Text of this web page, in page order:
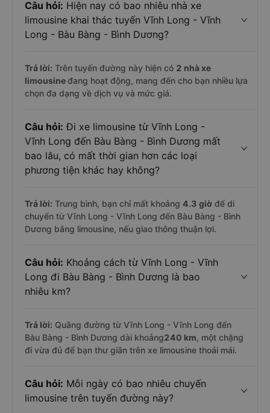
Câu hỏi: Hiện nay có bao nhiêu nhà xe
limousine khai thác tuyến Vĩnh Long - Vĩnh
Long - Bàu Bàng - Bình Dương?
Trả lời: Trên tuyến đường này hiện có 2 nhà xe
limousineđang hoạt động, mang đến cho bạn nhiều lựa
chọn đa dạng về dịch vụ và mức giá.
Câu hỏi: Đi xe limousine từ Vĩnh Long -
Vĩnh Long đến Bàu Bàng - Bình Dương mất
bao lâu, có mất thời gian hơn các loại
phương tiện khác hay không?
Trả lời: Trung bình, bạn chỉ mất khoảng 4.3 giờ để di
chuyển từ Vĩnh Long - Vĩnh Long đến Bàu Bàng - Bình
Dương bằng limousine, nếu giao thông thuận lợi.
Câu hỏi: Khoảng cách từ Vĩnh Long - Vĩnh
Long đi Bàu Bàng - Bình Dương là bao
nhiêu km?
Trả lời: Quãng đường từ Vĩnh Long - Vĩnh Long đến
Bàu Bàng - Bình Dương dài khoảng240 km, một chặng
đi vừa đủ để bạn thư giãn trên xe limousine thoải mái.
Câu hỏi: Mỗi ngày có bao nhiêu chuyến
limousine trên tuyến đường này?